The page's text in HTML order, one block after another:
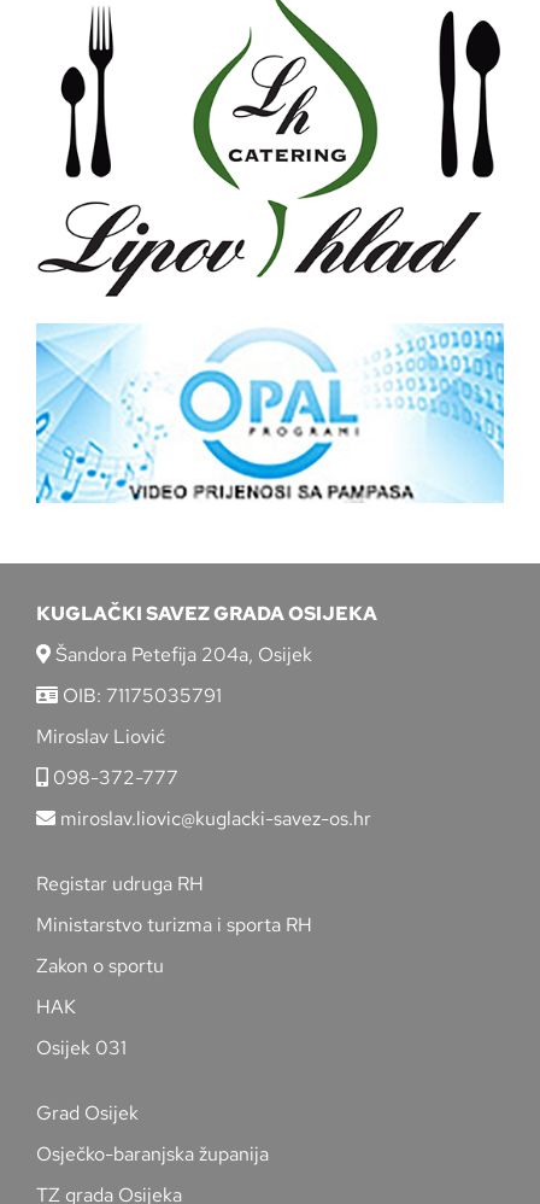
KUGLAČKI SAVEZ GRADA OSIJEKA
Šandora Petefija 204a, Osijek
OIB: 71175035791
Miroslav Liović
098-372-777
miroslav.liovic@kuglacki-savez-os.hr
Registar udruga RH
Ministarstvo turizma i sporta RH
Zakon o sportu
HAK
Osijek 031
Grad Osijek
Osječko-baranjska županija
TZ grada Osijeka